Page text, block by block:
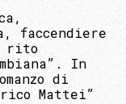
faccendiere
rito
In
di
Mattei”